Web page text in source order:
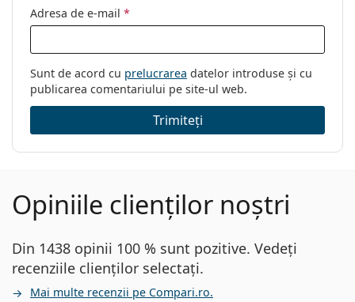
Adresa de e-mail *
Sunt de acord cu prelucrarea datelor introduse și cu
publicarea comentariului pe site-ul web.
Trimiteți
Opiniile clienților noștri
Din 1438 opinii 100 % sunt pozitive. Vedeți
recenziile clienților selectați.
Mai multe recenzii pe Compari.ro.